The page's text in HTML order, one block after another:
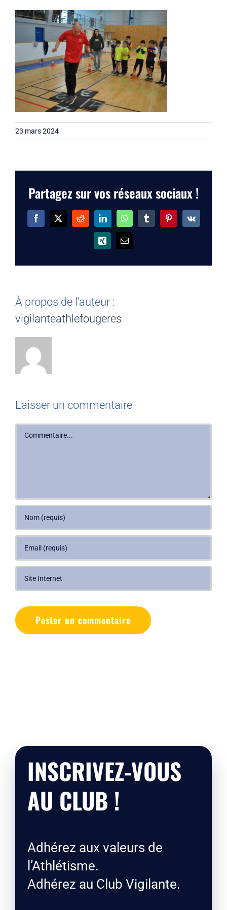
Contact
23 mars 2024
Partagez sur vos réseaux sociaux !
Facebook
X RedditLinkedInWhatsAppTumblrPinterest
Vk
Xing Email
À propos de l'auteur :
vigilanteathlefougeres
Laisser un commentaire
Commentaire
INSCRIVEZ-VOUS
AU CLUB !
Adhérez aux valeurs de
l’Athlétisme.
Adhérez au Club Vigilante.